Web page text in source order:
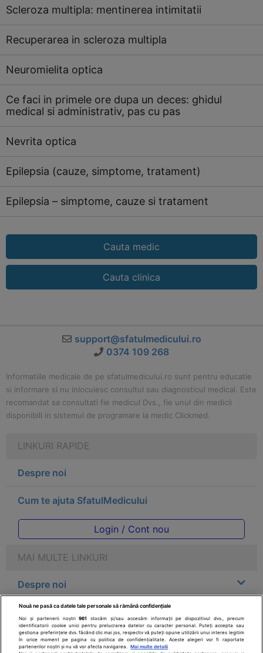
Scleroza multipla: mentinerea intimitatii
Recuperarea in scleroza multipla
Neuromielita optica
Ce faci in primele ore dupa un deces: ghidul
medical si administrativ, pas cu pas
Nevrita optica
Epilepsia (cauze, simptome, tratament)
Epilepsia – simptome, cauze si tratament
Cauta medic
Cauta clinica
support@sfatulmedicului.ro
0374 109 268
Informatiile medicale de pe sfatulmedicului.ro sunt pentru educatie
si informare si nu inlocuiesc consultul sau diagnosticul medical. Este
recomandat sa consultati fie medicul Dvs., fie unul din medicii
disponibili in sistemul de programare la medic Clickmed.
LINKURI RAPIDE
Despre noi
Cum te ajuta SfatulMedicului
Login / Cont nou
MAI MULTE LINKURI
Despre noi
Legal
Drepturile consumatorului
Nouă ne pasă ca datele tale personale să rămână confidențiale
Noi și partenerii noștri961
stocăm și/sau accesăm informații pe dispozitivul dvs., precum
identificatorii cookie unici pentru prelucrarea datelor cu caracter personal. Puteți accepta sau
gestiona preferințele dvs. făcând clic mai jos, respectiv vă puteți opune utilizării unui interes legitim
în orice moment pe pagina cu politica de confidențialitate. Aceste alegeri vor fi raportate
partenerilor noștri și nu vă vor afecta navigarea.
Mai multe detalii